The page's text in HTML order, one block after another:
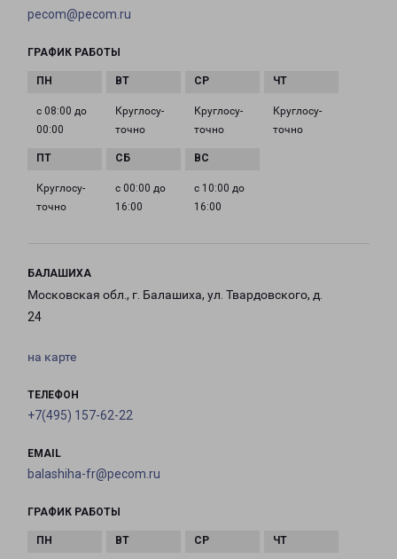
pecom@pecom.ru
ГРАФИК РАБОТЫ
с 08:00 до
00:00
Круглосу­
точно
Круглосу­
точно
Круглосу­
точно
Круглосу­
точно
с 00:00 до
16:00
с 10:00 до
16:00
БАЛАШИХА
Московская обл., г. Балашиха, ул. Твардовского, д.
24
на карте
ТЕЛЕФОН
+7(495) 157-62-22
EMAIL
balashiha-fr@pecom.ru
ГРАФИК РАБОТЫ